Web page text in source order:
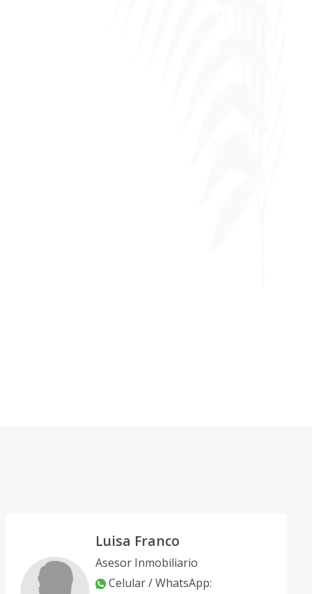
Luisa Franco
Asesor Inmobiliario
Celular / WhatsApp: